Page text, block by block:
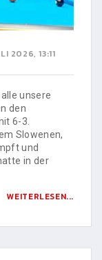
2026, 13:11
unsere
den
6-3.
Slowenen,
und
in der
WEITERLESEN...